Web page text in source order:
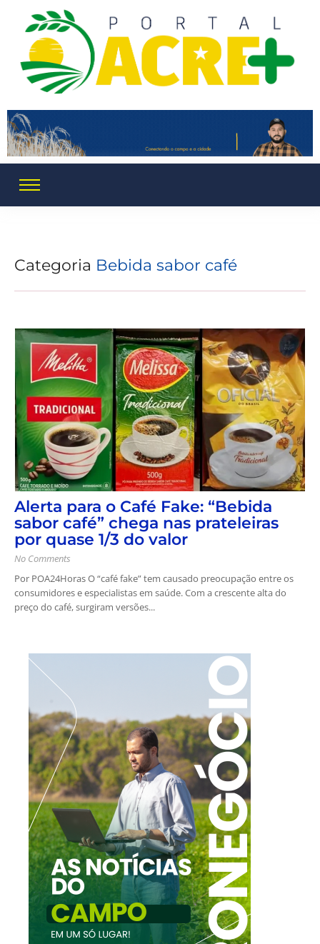
Categoria Bebida sabor café
Alerta para o Café Fake: “Bebida
sabor café” chega nas prateleiras
por quase 1/3 do valor
No Comments
Por POA24Horas O “café fake” tem causado preocupação entre os
consumidores e especialistas em saúde. Com a crescente alta do
preço do café, surgiram versões...